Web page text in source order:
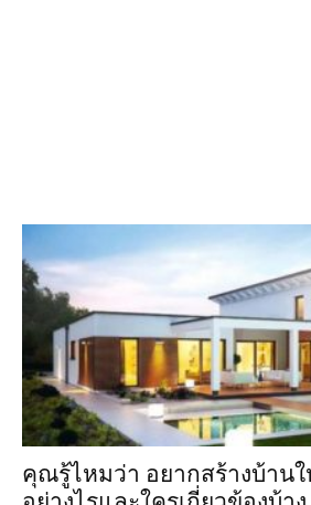
คุณรู้ไหมว่า อยากสร้างบ้าน